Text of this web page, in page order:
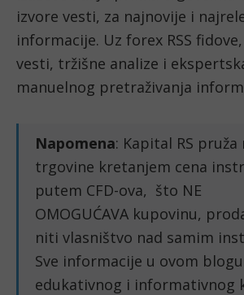
izvore vesti, za najnovije i
informacije. Uz forex RSS
vesti, tržišne analize i
manuelnog pretraživanja
Napomena: Kapital RS
trgovine kretanjem cena
putem CFD-ova, što NE
OMOGUĆAVA kupovinu,
niti vlasništvo nad samim
Sve informacije u ovom
edukativnog i informativnog